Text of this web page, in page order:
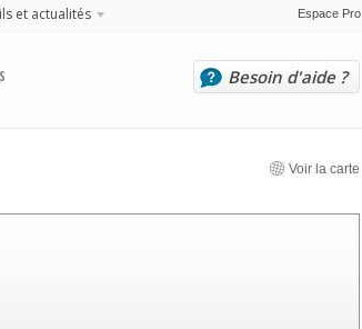
et actualités Espace Pro
Besoin d'aide ?
Voir la carte